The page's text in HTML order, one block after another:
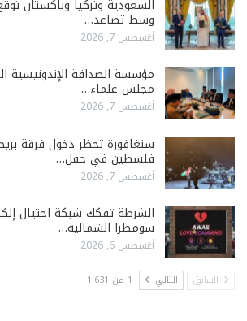
السعودية وتركيا وباكستان
وسط تصاعد…
أغسطس 7, 2026
مؤسسة الصداقة الإندونيسية
مجلس علماء…
أغسطس 7, 2026
سنغافورة تحظر دخول فرقة
فلسطين في حفل…
أغسطس 7, 2026
الشرطة تفكك شبكة احتيال
سومطرا الشمالية…
أغسطس 6, 2026
السابق التالي 1 من 1٬631